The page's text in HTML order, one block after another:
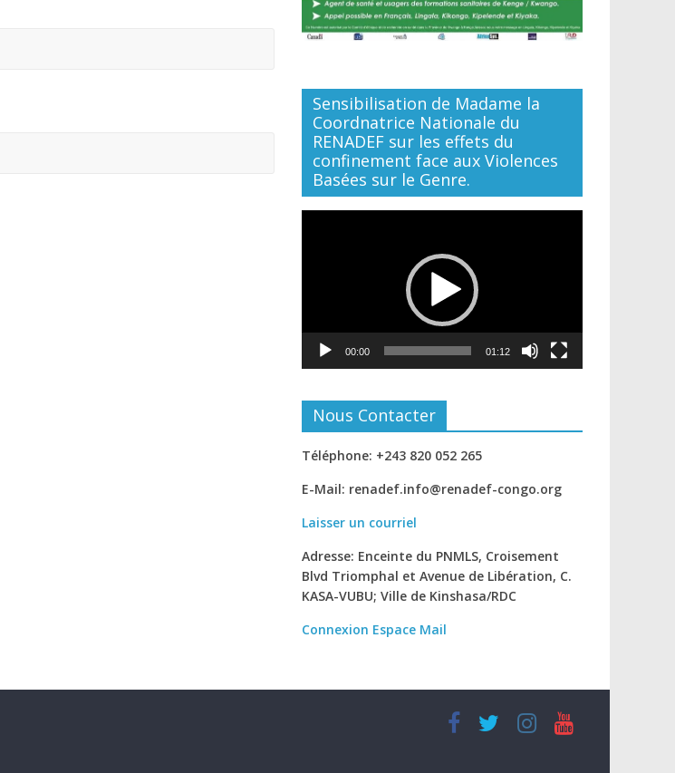
Sensibilisation de Madame la
Coordnatrice Nationale du
RENADEF sur les effets du
confinement face aux Violences
Basées sur le Genre.
00:00 01:12
Nous Contacter
Téléphone: +243 820 052 265
E-Mail: renadef.info@renadef-congo.org
Laisser un courriel
Adresse: Enceinte du PNMLS, Croisement
Blvd Triomphal et Avenue de Libération, C.
KASA-VUBU; Ville de Kinshasa/RDC
Connexion Espace Mail